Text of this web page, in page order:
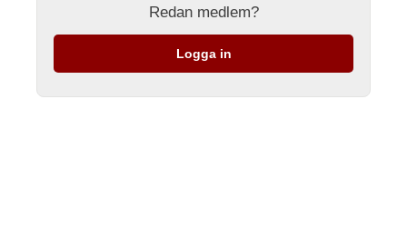
Redan medlem?
Logga in